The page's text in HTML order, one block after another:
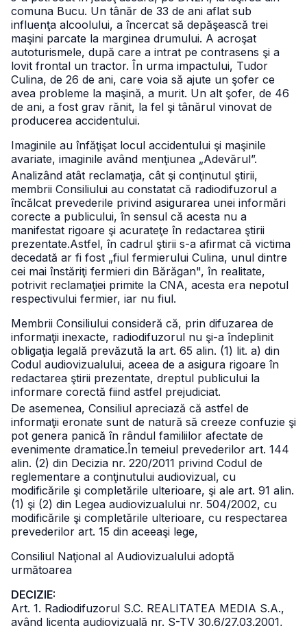
comuna Bucu. Un tânăr de 33 de ani aflat sub
influenţa alcoolului, a încercat să depăşească trei
maşini parcate la marginea drumului. A acroşat
autoturismele, după care a intrat pe contrasens şi a
lovit frontal un tractor. În urma impactului, Tudor
Culina, de 26 de ani, care voia să ajute un şofer ce
avea probleme la maşină, a murit. Un alt şofer, de 46
de ani, a fost grav rănit, la fel şi tânărul vinovat de
producerea accidentului.
Imaginile au înfăţişat locul accidentului şi maşinile
avariate, imaginile având menţiunea „Adevărul”.
Analizând atât reclamaţia, cât şi conţinutul ştirii,
membrii Consiliului au constatat că radiodifuzorul a
încălcat prevederile privind asigurarea unei informări
corecte a publicului, în sensul că acesta nu a
manifestat rigoare şi acurateţe în redactarea ştirii
prezentate.Astfel, în cadrul ştirii s-a afirmat că victima
decedată ar fi fost „fiul fermierului Culina, unul dintre
cei mai înstăriţi fermieri din Bărăgan", în realitate,
potrivit reclamaţiei primite la CNA, acesta era nepotul
respectivului fermier, iar nu fiul.
Membrii Consiliului consideră că, prin difuzarea de
informaţii inexacte, radiodifuzorul nu şi-a îndeplinit
obligaţia legală prevăzută la art. 65 alin. (1) lit. a) din
Codul audiovizualului, aceea de a asigura rigoare în
redactarea ştirii prezentate, dreptul publicului la
informare corectă fiind astfel prejudiciat.
De asemenea, Consiliul apreciază că astfel de
informaţii eronate sunt de natură să creeze confuzie şi
pot genera panică în rândul familiilor afectate de
evenimente dramatice.În temeiul prevederilor art. 144
alin. (2) din Decizia nr. 220/2011 privind Codul de
reglementare a conţinutului audiovizual, cu
modificările şi completările ulterioare, şi ale art. 91 alin.
(1) şi (2) din Legea audiovizualului nr. 504/2002, cu
modificările şi completările ulterioare, cu respectarea
prevederilor art. 15 din aceeaşi lege,
Consiliul Naţional al Audiovizualului adoptă
următoarea
DECIZIE:
Art. 1. Radiodifuzorul S.C. REALITATEA MEDIA S.A.,
având licenţa audiovizuală nr. S-TV 30.6/27.03.2001,